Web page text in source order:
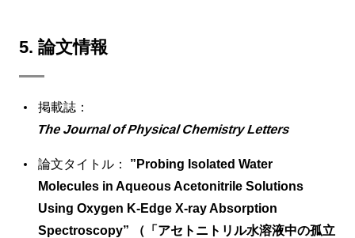
5. 論文情報
掲載誌：
The Journal of Physical Chemistry Letters
論文タイトル： ”Probing Isolated Water
Molecules in Aqueous Acetonitrile Solutions
Using Oxygen K‑Edge X‑ray Absorption
Spectroscopy” （「アセトニトリル水溶液中の孤立